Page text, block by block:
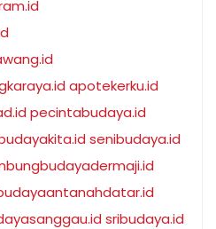
apotekerku.id
pecintabudaya.id
senibudaya.id
sribudaya.id